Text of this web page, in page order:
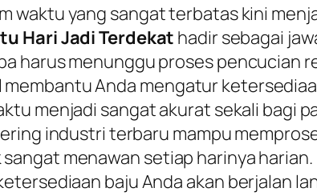
waktu yang sangat terbatas kini
Hari Jadi Terdekat hadir sebagai
harus menunggu proses pencucian
Anda mengatur
menjadi sangat akurat sekali bagi
industri terbaru mampu
menawan setiap harinya
baju Anda akan berjalan